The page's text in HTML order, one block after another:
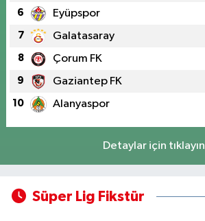
6 Eyüpspor
7 Galatasaray
8 Çorum FK
9 Gaziantep FK
10 Alanyaspor
Detaylar için tıklayın
Süper Lig Fikstür